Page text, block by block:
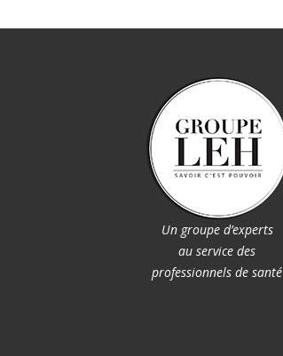
Un groupe d’experts
au service des
professionnels de santé